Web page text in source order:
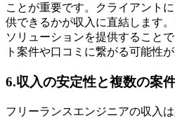
ことが重要です。クライアント
供できるかが収入に直結します
ソリューションを提供すること
ト案件や口コミに繋がる可能性が
6.収入の安定性と複数の案
フリーランスエンジニアの収入